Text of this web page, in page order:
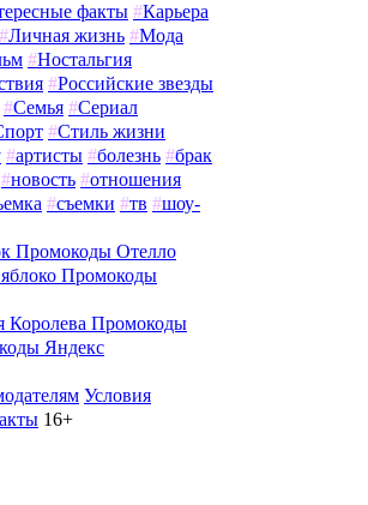
факты #Карьера
#Личная жизнь #Мода
#Ностальгия
#Российские звезды
#Семья #Сериал
#Стиль жизни
#артисты #болезнь #брак
#новость #отношения
#съемки #тв #шоу-
Промокоды Отелло
Промокоды
Промокоды
Яндекс
Условия
16+